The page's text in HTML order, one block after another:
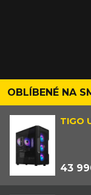
OBLÍBENÉ NA
TIGO
43